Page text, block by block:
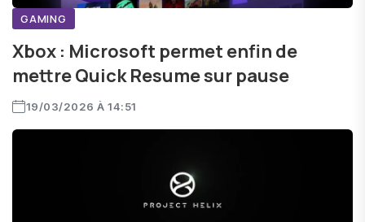
GAMING
Xbox : Microsoft permet enfin de
mettre Quick Resume sur pause
19/03/2026 À 14:51